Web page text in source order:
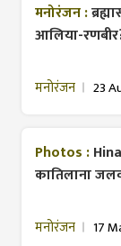
मनोरंजन :
आलिया-
मनोरंजन 23
Photos :
कातिलाना
मनोरंजन 17